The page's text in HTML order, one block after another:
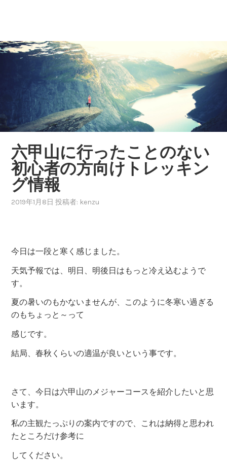
六甲山に行ったことのない
初心者の方向けトレッキン
グ情報
2019年1月8日 投稿者: kenzu
今日は一段と寒く感じました。
天気予報では、明日、明後日はもっと冷え込むようで
す。
夏の暑いのもかないませんが、このように冬寒い過ぎる
のもちょっと～って
感じです。
結局、春秋くらいの適温が良いという事です。
さて、今日は六甲山のメジャーコースを紹介したいと思
います。
私の主観たっぷりの案内ですので、これは納得と思われ
たところだけ参考に
してください。